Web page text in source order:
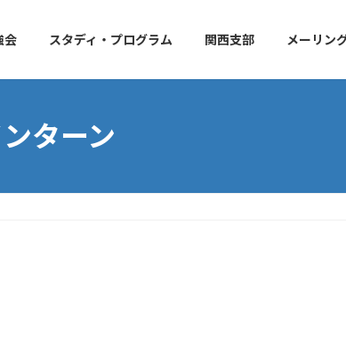
会 スタディ・プログラム 関西支部 メーリン
ターン